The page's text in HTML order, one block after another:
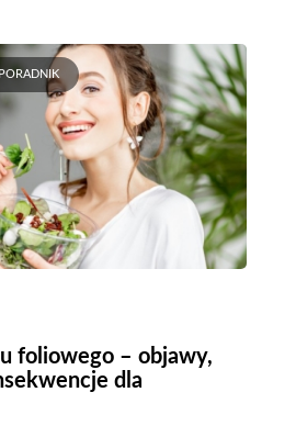
PORADNIK
foliowego – objawy,
dla